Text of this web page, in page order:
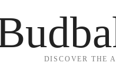
DISCOVER THE